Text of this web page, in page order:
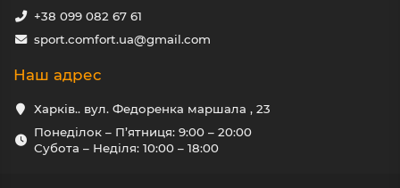
+38 099 082 67 61
sport.comfort.ua@gmail.com
Наш адрес
Харків.. вул. Федоренка маршала , 23
Понеділок – П’ятниця: 9:00 – 20:00
Субота – Неділя: 10:00 – 18:00